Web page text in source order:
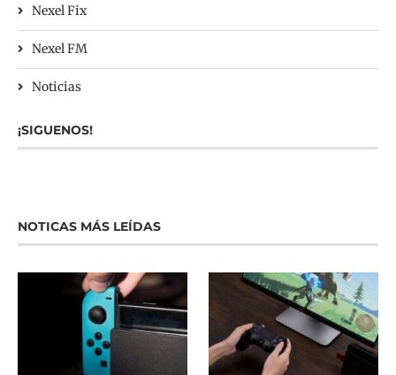
Nexel Fix
Nexel FM
Noticias
¡SIGUENOS!
NOTICAS MÁS LEÍDAS